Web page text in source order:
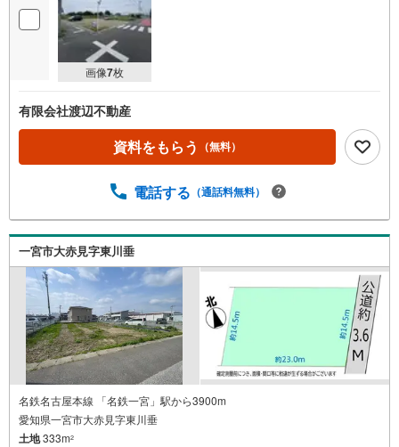
画像7枚
有限会社渡辺不動産
資料をもらう （無料）
電話する （通話料無料）
一宮市大赤見字東川垂
名鉄名古屋本線 「名鉄一宮」駅から3900m
愛知県一宮市大赤見字東川垂
土地333m2